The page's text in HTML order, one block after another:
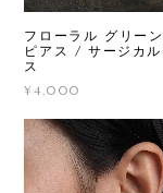
フローラル グリー
ピアス / サージカル
ス
¥4,000